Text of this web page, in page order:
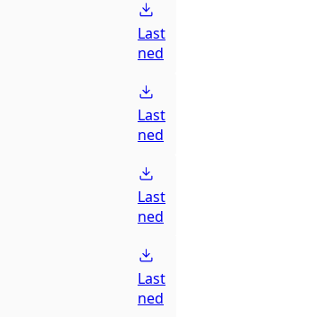
Last
ned
Last
ned
Last
ned
Last
ned